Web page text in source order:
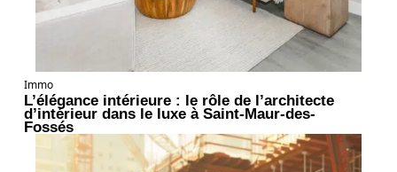
Immo
L’élégance intérieure : le rôle de l’architecte
d’intérieur dans le luxe à Saint-Maur-des-
Fossés